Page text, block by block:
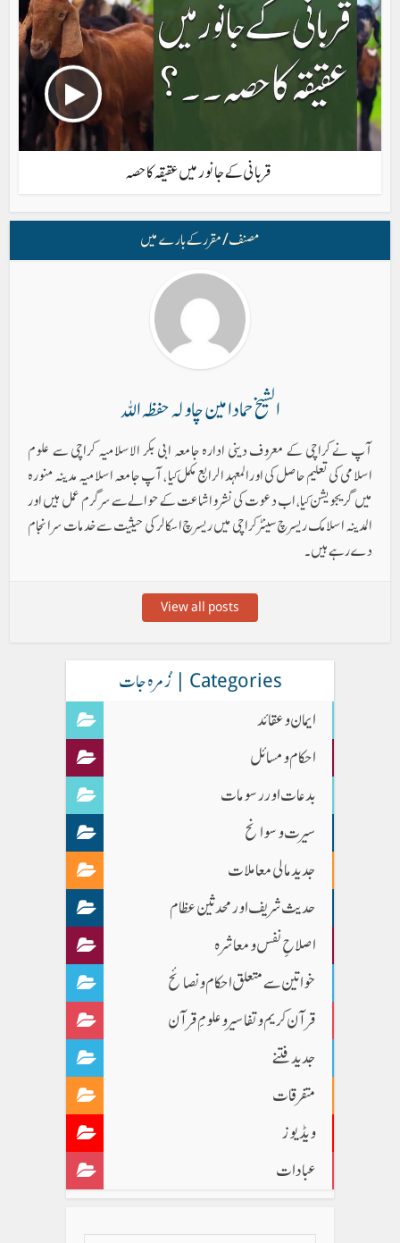
قربانی کےجانورمیں عقیقہ کا حصہ
مصنف/ مقرر کے بارے میں
الشیخ حماد امین چاولہ حفظہ اللہ
آپ نے کراچی کے معروف دینی ادارہ جامعہ ابی بکر الاسلامیہ کراچی سے علوم
اسلامی کی تعلیم حاصل کی اورالمعہد الرابع مکمل کیا ، آپ جامعہ اسلامیہ مدینہ منورہ
میں گریجویشن کیا، اب دعوت کی نشر و اشاعت کے حوالےسے سرگرم عمل ہیں اور
المدینہ اسلامک ریسرچ سینٹر کراچی میں ریسرچ اسکالر کی حیثیت سے خدمات سر انجام
دے رہے ہیں ۔
View all posts
Categories | زُمرہ جات
ایمان وعقائد
احکام و مسائل
بدعات اور رسومات
سیرت و سوانح
جدید مالی معاملات
حدیث شریف اور محدثین عظام
اصلاحِ نفس و معاشرہ
خواتین سے متعلق احکام و نصائح
قرآن کریم و تفاسیر و علومِ قرآن
جدید فتنے
متفرقات
ویڈیوز
عبادات